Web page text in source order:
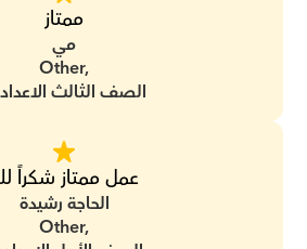
عمل ممتاز شكراً
الحاجة رشيدة
Other,
ممتاز
مي
الصف الثالث
Other,